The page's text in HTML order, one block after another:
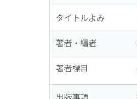
タイトルよみ
著者・編者
著者標目